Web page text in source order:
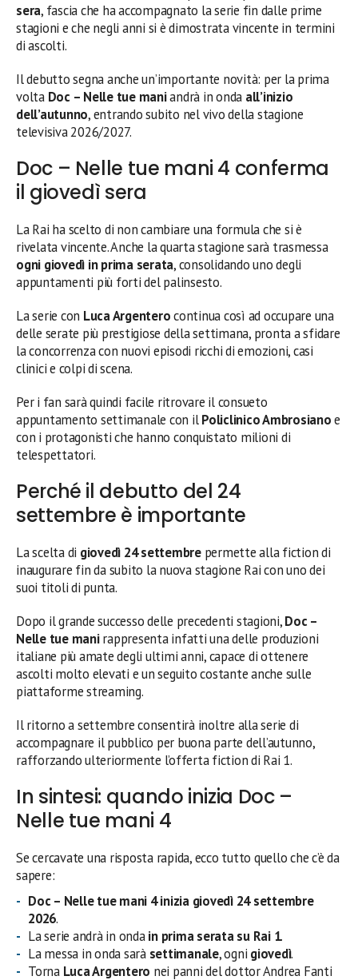
sera, fascia che ha accompagnato la serie fin dalle prime
stagioni e che negli anni si è dimostrata vincente in termini
di ascolti.
Il debutto segna anche un’importante novità: per la prima
volta Doc – Nelle tue maniandrà in onda all’inizio
dell’autunno, entrando subito nel vivo della stagione
televisiva 2026/2027.
Doc – Nelle tue mani 4 conferma
il giovedì sera
La Rai ha scelto di non cambiare una formula che si è
rivelata vincente. Anche la quarta stagione sarà trasmessa
ogni giovedì in prima serata, consolidando uno degli
appuntamenti più forti del palinsesto.
La serie con Luca Argenterocontinua così ad occupare una
delle serate più prestigiose della settimana, pronta a sfidare
la concorrenza con nuovi episodi ricchi di emozioni, casi
clinici e colpi di scena.
Per i fan sarà quindi facile ritrovare il consueto
appuntamento settimanale con ilPoliclinico Ambrosianoe
con i protagonisti che hanno conquistato milioni di
telespettatori.
Perché il debutto del 24
settembre è importante
La scelta di giovedì 24 settembrepermette alla fiction di
inaugurare fin da subito la nuova stagione Rai con uno dei
suoi titoli di punta.
Dopo il grande successo delle precedenti stagioni,Doc –
Nelle tue manirappresenta infatti una delle produzioni
italiane più amate degli ultimi anni, capace di ottenere
ascolti molto elevati e un seguito costante anche sulle
piattaforme streaming.
Il ritorno a settembre consentirà inoltre alla serie di
accompagnare il pubblico per buona parte dell’autunno,
rafforzando ulteriormente l’offerta fiction di Rai 1.
In sintesi: quando inizia Doc –
Nelle tue mani 4
Se cercavate una risposta rapida, ecco tutto quello che c’è da
sapere:
Doc – Nelle tue mani 4 inizia giovedì 24 settembre
2026.
La serie andrà in ondain prima serata su Rai 1.
La messa in onda sarà settimanale, ogni giovedì.
Torna Luca Argentero nei panni del dottor Andrea Fanti